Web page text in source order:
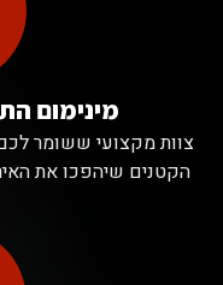
מינימום
צוות מקצועי ששומר
הקטנים שיהפכו את